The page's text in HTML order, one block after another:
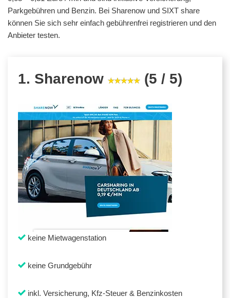
Parkgebühren und Benzin. Bei Sharenow und SIXT share
können Sie sich sehr einfach gebührenfrei registrieren und den
Anbieter testen.
1. Sharenow (5 / 5)
keine Mietwagenstation
keine Grundgebühr
inkl. Versicherung, Kfz-Steuer & Benzinkosten